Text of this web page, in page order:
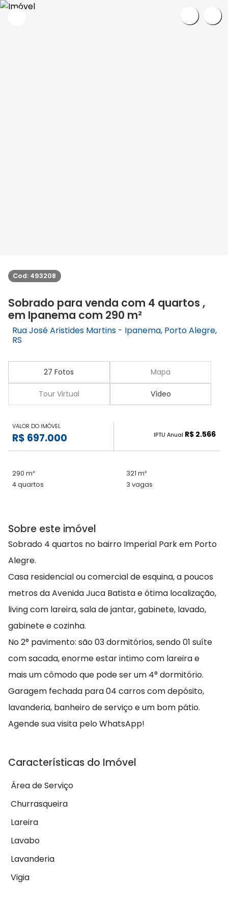
Cod: 493208
Sobrado para venda com 4 quartos ,
em Ipanema com 290 m²
Rua José Aristides Martins - Ipanema, Porto Alegre,
RS
27 Fotos Mapa
Tour Virtual Vídeo
VALOR DO IMÓVEL
R$ 697.000 IPTU Anual R$ 2.566
290 m²
321 m²
4 quartos
3 vagas
Sobre este imóvel
Sobrado 4 quartos no bairro Imperial Park em Porto
Alegre.
Casa residencial ou comercial de esquina, a poucos
metros da Avenida Juca Batista e ótima localização,
living com lareira, sala de jantar, gabinete, lavado,
gabinete e cozinha.
No 2° pavimento: são 03 dormitórios, sendo 01 suíte
com sacada, enorme estar intimo com lareira e
mais um cômodo que pode ser um 4° dormitório.
Garagem fechada para 04 carros com depósito,
lavanderia, banheiro de serviço e um bom pátio.
Agende sua visita pelo WhatsApp!
Características do Imóvel
Área de Serviço
Churrasqueira
Lareira
Lavabo
Lavanderia
Vigia